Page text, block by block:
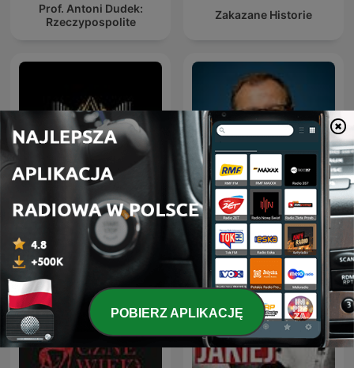
Prof. Antoni Dudek:
Rzeczypospolite
Zakazane Historie
Międzywojnie Podcast
historyczny
Dudek o Historii
POBIERZ APLIKACJĘ